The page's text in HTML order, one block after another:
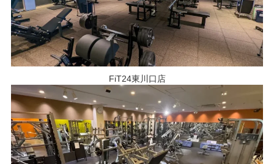
FiT24東川口店